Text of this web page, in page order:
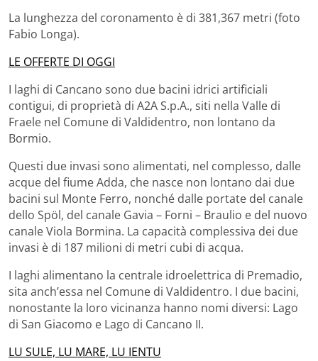
La lunghezza del coronamento è di 381,367 metri (foto
Fabio Longa).
LE OFFERTE DI OGGI
I laghi di Cancano sono due bacini idrici artificiali
contigui, di proprietà di A2A S.p.A., siti nella Valle di
Fraele nel Comune di Valdidentro, non lontano da
Bormio.
Questi due invasi sono alimentati, nel complesso, dalle
acque del fiume Adda, che nasce non lontano dai due
bacini sul Monte Ferro, nonché dalle portate del canale
dello Spöl, del canale Gavia – Forni – Braulio e del nuovo
canale Viola Bormina. La capacità complessiva dei due
invasi è di 187 milioni di metri cubi di acqua.
I laghi alimentano la centrale idroelettrica di Premadio,
sita anch’essa nel Comune di Valdidentro. I due bacini,
nonostante la loro vicinanza hanno nomi diversi: Lago
di San Giacomo e Lago di Cancano II.
LU SULE, LU MARE, LU IENTU